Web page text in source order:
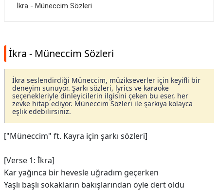
İkra - Müneccim Sözleri
İkra - Müneccim Sözleri
İkra seslendirdiği Müneccim, müzikseverler için keyifli bir
deneyim sunuyor. Şarkı sözleri, lyrics ve karaoke
seçenekleriyle dinleyicilerin ilgisini çeken bu eser, her
zevke hitap ediyor. Müneccim Sözleri ile şarkıya kolayca
eşlik edebilirsiniz.
["Müneccim" ft. Kayra için şarkı sözleri]
[Verse 1: İkra]
Kar yağınca bir hevesle uğradım geçerken
Yaşlı başlı sokakların bakışlarından öyle dert oldu